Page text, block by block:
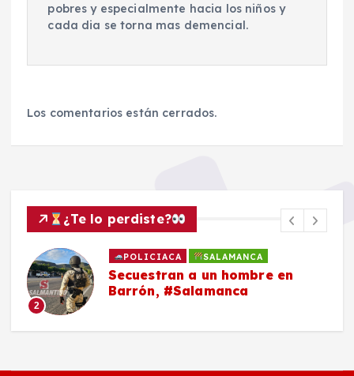
pobres y especialmente hacia los niños y
cada dia se torna mas demencial.
Los comentarios están cerrados.
¿Te lo perdiste?
2
POLICIACA SALAMANCA
Secuestran a un hombre en
Barrón, #Salamanca